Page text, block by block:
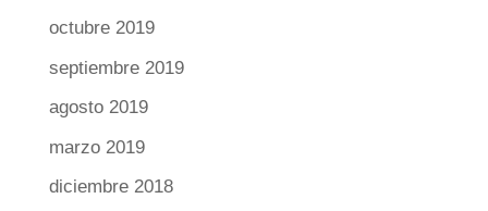
octubre 2019
septiembre 2019
agosto 2019
marzo 2019
diciembre 2018